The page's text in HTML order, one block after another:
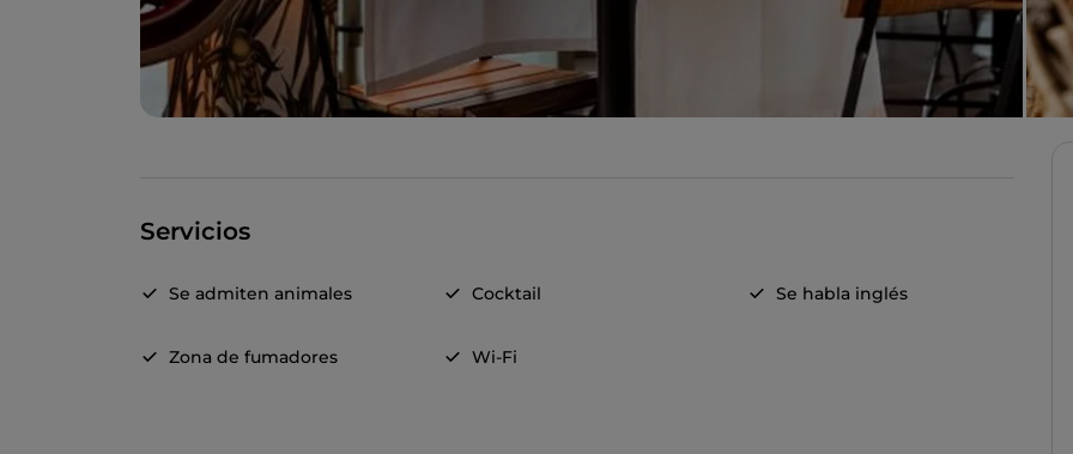
Servicios
Se admiten animales Cocktail Se habla inglés
Zona de fumadores Wi-Fi